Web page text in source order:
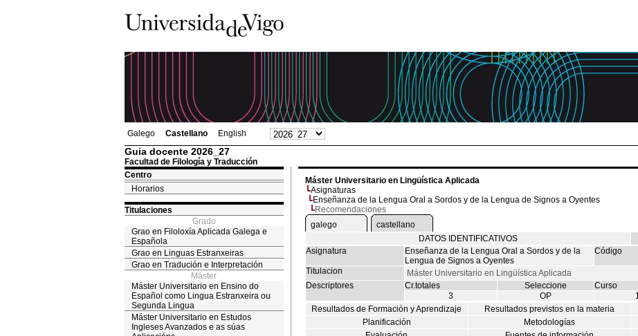
Galego Castellano English
Guia docente 2026_27
Facultad de Filología y Traducción
Centro
Horarios
Titulaciones
Grado
Grao en Filoloxía Aplicada Galega e
Española
Grao en Linguas Estranxeiras
Grao en Tradución e Interpretación
Máster
Máster Universitario en Ensino do
Español como Lingua Estranxeira ou
Segunda Lingua
Máster Universitario en Estudos
Ingleses Avanzados e as súas
Máster Universitario en Lingüística Aplicada
Asignaturas
Enseñanza de la Lengua Oral a Sordos y de la Lengua de Signos a Oyentes
Recomendaciones
galego
castellano
DATOS IDENTIFICATIVOS
Asignatura
Enseñanza de la Lengua Oral a Sordos y de la
Lengua de Signos a Oyentes
Código
Titulacion
Máster Universitario en Lingüística Aplicada
Descriptores
Cr.totales Seleccione Curso
3
OP
Resultados de Formación y Aprendizaje
Resultados previstos en la materia
Planificación
Metodologías